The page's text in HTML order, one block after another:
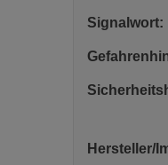
Signalwort:
Hersteller/